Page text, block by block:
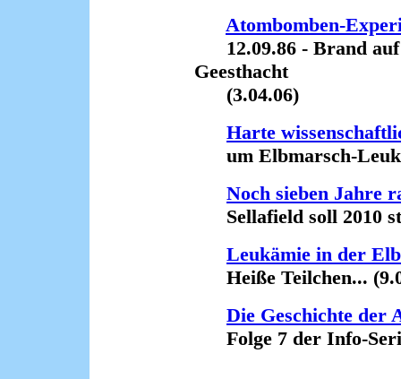
Atombomben-
12.09.86 - Brand auf
Geesthacht
(3.04.06)
Harte
um Elbmarsch-
Noch sieben Jahre
Sellafield soll 2010
Leukämie in der
Heiße Teilchen...
Die Geschichte der
Folge 7 der Info-